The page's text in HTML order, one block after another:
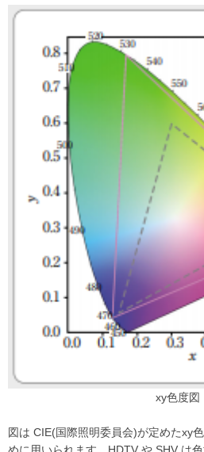
xy色度図
図は CIE(国際照明委員会)が定めたxy
めに用いられます。HDTV や SHV は色